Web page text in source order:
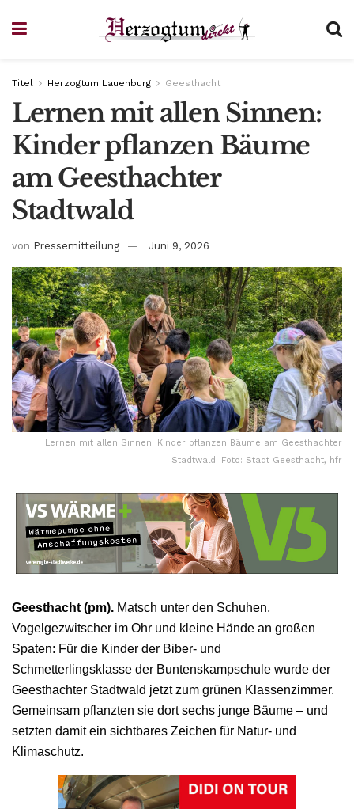
Titel Herzogtum Lauenburg Geesthacht
Lernen mit allen Sinnen:
Kinder pflanzen Bäume
am Geesthachter
Stadtwald
von Pressemitteilung Juni 9, 2026
Lernen mit allen Sinnen: Kinder pflanzen Bäume am Geesthachter
Stadtwald. Foto: Stadt Geesthacht, hfr
Geesthacht (pm). Matsch unter den Schuhen,
Vogelgezwitscher im Ohr und kleine Hände an großen
Spaten: Für die Kinder der Biber- und
Schmetterlingsklasse der Buntenskampschule wurde der
Geesthachter Stadtwald jetzt zum grünen Klassenzimmer.
Gemeinsam pflanzten sie dort sechs junge Bäume – und
setzten damit ein sichtbares Zeichen für Natur- und
Klimaschutz.